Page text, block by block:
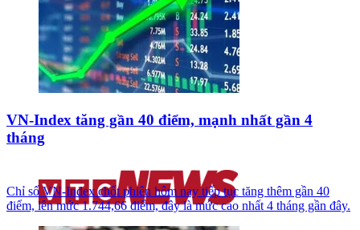
VN-Index tăng gần 40 điểm, mạnh nhất gần 4
tháng
Chỉ số VN-Index chốt phiên hôm nay tiếp tục tăng thêm gần 40
điểm, lên mức 1.744,66 điểm, đây là mức cao nhất 4 tháng gần đây.